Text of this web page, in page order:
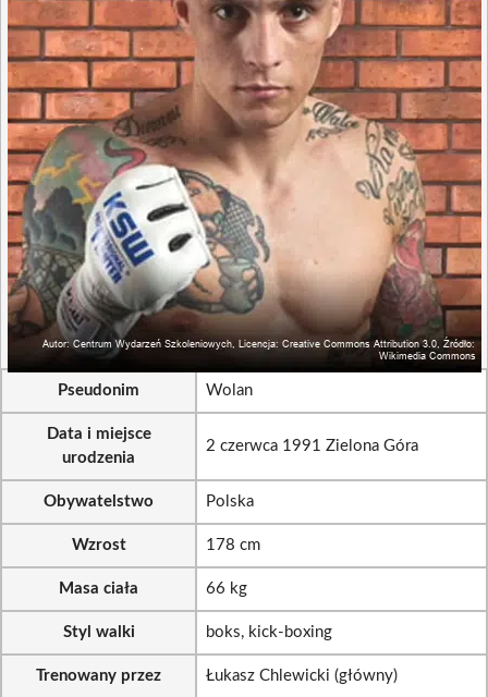
Pseudonim Wolan
Data i miejsce
urodzenia
2 czerwca 1991 Zielona Góra
Obywatelstwo Polska
Wzrost 178 cm
Masa ciała 66 kg
Styl walki boks, kick-boxing
Trenowany przez Łukasz Chlewicki (główny)